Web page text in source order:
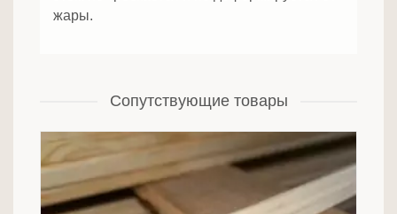
жары.
Сопутствующие товары